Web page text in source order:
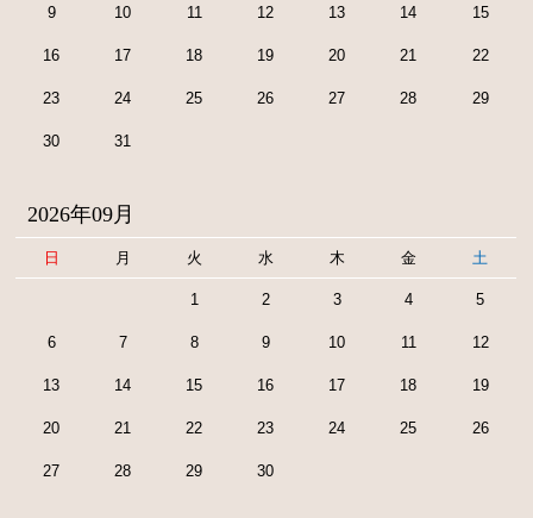
9 10 11 12 13 14 15
16 17 18 19 20 21 22
23 24 25 26 27 28 29
30 31
2026年09月
日 月 火 水 木 金 土
1 2 3 4 5
6 7 8 9 10 11 12
13 14 15 16 17 18 19
20 21 22 23 24 25 26
27 28 29 30